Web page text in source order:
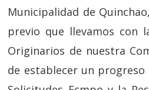
Municipalidad de
previo que llevamos con
Originarios de nuestra
de establecer un